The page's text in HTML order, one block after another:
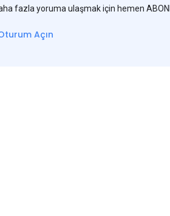
fazla yoruma ulaşmak için hemen
Açın